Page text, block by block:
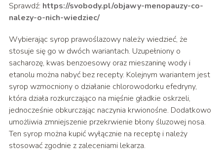
Sprawdź: https://svobody.pl/objawy-menopauzy-co-
nalezy-o-nich-wiedziec/
Wybierając syrop prawoślazowy należy wiedzieć, że
stosuje się go w dwóch wariantach. Uzupełniony o
sacharozę, kwas benzoesowy oraz mieszaninę wody i
etanolu można nabyć bez recepty. Kolejnym wariantem jest
syrop wzmocniony o działanie chlorowodorku efedryny,
która działa rozkurczająco na mięśnie gładkie oskrzeli,
jednocześnie obkurczając naczynia krwionośne. Dodatkowo
umożliwia zmniejszenie przekrwienie błony śluzowej nosa.
Ten syrop można kupić wyłącznie na receptę i należy
stosować zgodnie z zaleceniami lekarza.